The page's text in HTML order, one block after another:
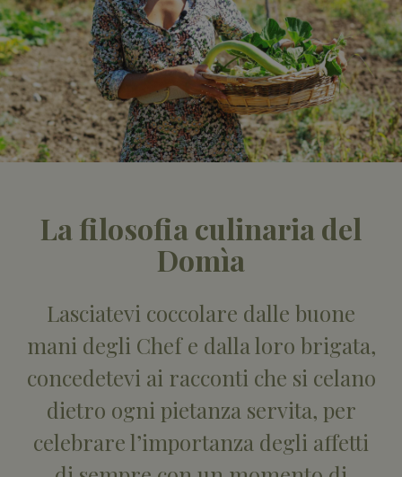
La filosofia culinaria del
Domìa
Lasciatevi coccolare dalle buone
mani degli Chef e dalla loro brigata,
concedetevi ai racconti che si celano
dietro ogni pietanza servita, per
celebrare l’importanza degli affetti